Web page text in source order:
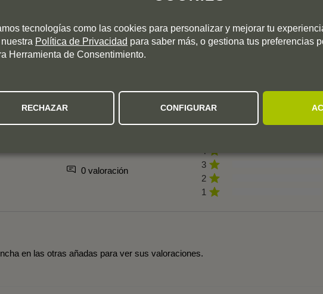
OPINION DE LOS CLIENTES
0 valoración
4
3
2
1
en las otras añadas para ver sus valoraciones.
tecnologías como las cookies para personalizar y mejorar tu
Política de Privacidad para saber más, o gestiona tus preferencias
Herramienta de Consentimiento.
RECHAZAR CONFIGURAR